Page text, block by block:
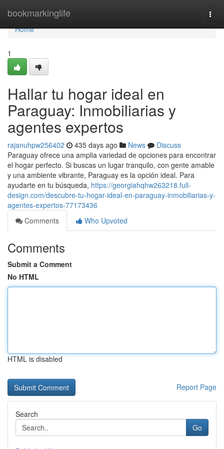
bookmarkinglife
Home
Home
1
Hallar tu hogar ideal en
Paraguay: Inmobiliarias y
agentes expertos
rajanuhpw256402 435 days ago News
Discuss
Paraguay ofrece una amplia variedad de opciones para encontrar
el hogar perfecto. Si buscas un lugar tranquilo, con gente amable
y una ambiente vibrante, Paraguay es la opción ideal. Para
ayudarte en tu búsqueda, https://georgiahqhw263218.full-
design.com/descubre-tu-hogar-ideal-en-paraguay-inmobiliarias-y-
agentes-expertos-77173436
Comments
Who Upvoted
Comments
Submit a Comment
No HTML
HTML is disabled
Report Page
Search
Go